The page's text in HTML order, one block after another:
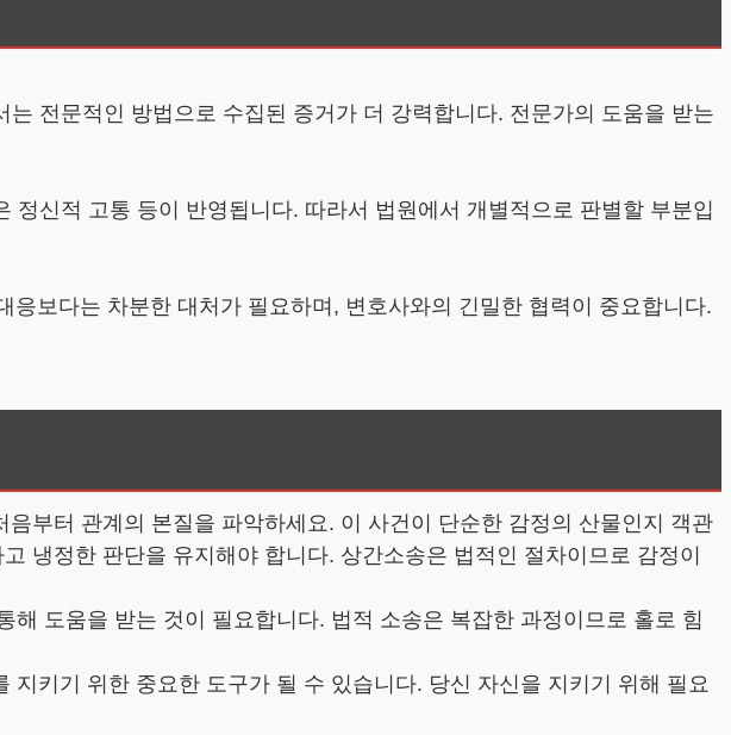
전문적인 방법으로 수집된 증거가 더 강력합니다. 전문가의 도움을 받는
신적 고통 등이 반영됩니다. 따라서 법원에서 개별적으로 판별할 부분입
보다는 차분한 대처가 필요하며, 변호사와의 긴밀한 협력이 중요합니다.
부터 관계의 본질을 파악하세요. 이 사건이 단순한 감정의 산물인지 객관
냉정한 판단을 유지해야 합니다. 상간소송은 법적인 절차이므로 감정이
도움을 받는 것이 필요합니다. 법적 소송은 복잡한 과정이므로 홀로 힘
키기 위한 중요한 도구가 될 수 있습니다. 당신 자신을 지키기 위해 필요